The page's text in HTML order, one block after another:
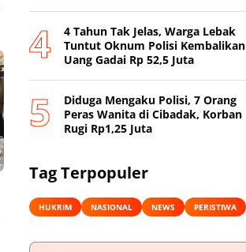
4 Tahun Tak Jelas, Warga Lebak
Tuntut Oknum Polisi Kembalikan
Uang Gadai Rp 52,5 Juta
Diduga Mengaku Polisi, 7 Orang
Peras Wanita di Cibadak, Korban
Rugi Rp1,25 Juta
Tag Terpopuler
HUKRIM NASIONAL NEWS PERISTIWA